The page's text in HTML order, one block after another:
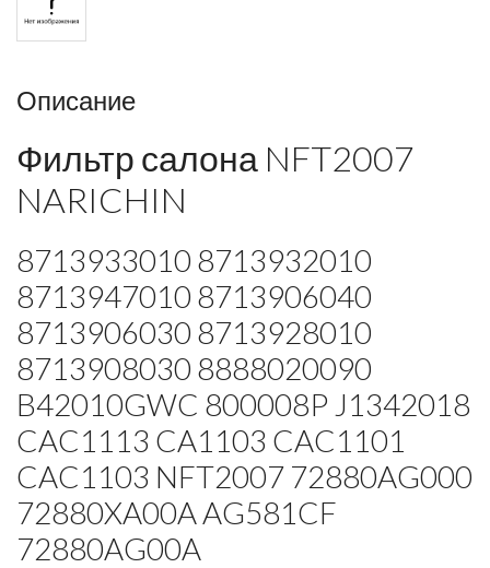
Описание
Фильтр салона NFT2007
NARICHIN
8713933010 8713932010
8713947010 8713906040
8713906030 8713928010
8713908030 8888020090
B42010GWC 800008P J1342018
CAC1113 CA1103 CAC1101
CAC1103 NFT2007 72880AG000
72880XA00A AG581CF
72880AG00A